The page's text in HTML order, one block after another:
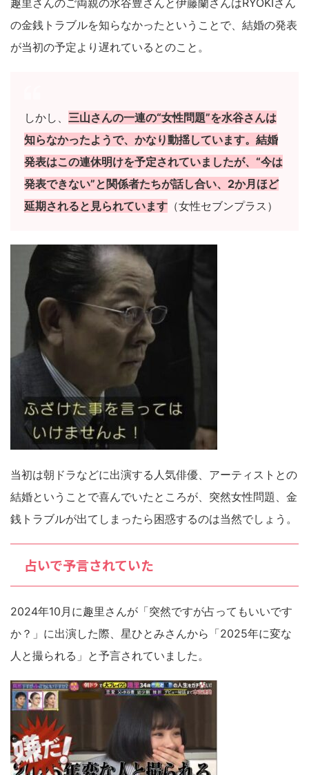
の金銭トラブルを知らなかったということで、結婚の発表
が当初の予定より遅れているとのこと。
しかし、 三山さんの一連の“女性問題”を水谷さんは
知らなかったようで、かなり動揺しています。結婚
発表はこの連休明けを予定されていましたが、“今は
発表できない”と関係者たちが話し合い、2か月ほど
延期されると見られています （女性セブンプラス）
当初は朝ドラなどに出演する人気俳優、アーティストとの
結婚ということで喜んでいたところが、突然女性問題、金
銭トラブルが出てしまったら困惑するのは当然でしょう。
占いで予言されていた
2024年10月に趣里さんが「突然ですが占ってもいいです
か？」に出演した際、星ひとみさんから「2025年に変な
人と撮られる」と予言されていました。